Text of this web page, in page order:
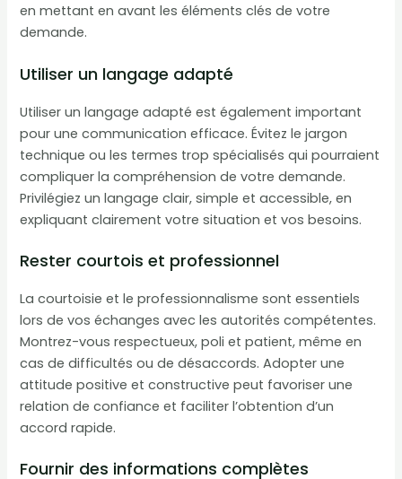
en mettant en avant les éléments clés de votre
demande.
Utiliser un langage adapté
Utiliser un langage adapté est également important
pour une communication efficace. Évitez le jargon
technique ou les termes trop spécialisés qui pourraient
compliquer la compréhension de votre demande.
Privilégiez un langage clair, simple et accessible, en
expliquant clairement votre situation et vos besoins.
Rester courtois et professionnel
La courtoisie et le professionnalisme sont essentiels
lors de vos échanges avec les autorités compétentes.
Montrez-vous respectueux, poli et patient, même en
cas de difficultés ou de désaccords. Adopter une
attitude positive et constructive peut favoriser une
relation de confiance et faciliter l’obtention d’un
accord rapide.
Fournir des informations complètes